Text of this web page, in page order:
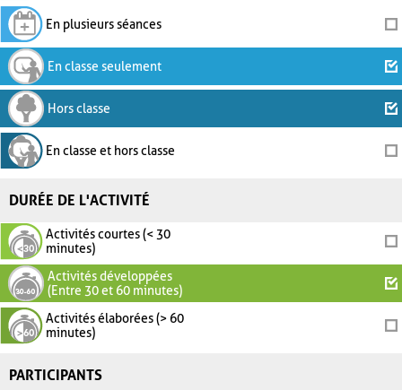
En plusieurs séances
En classe seulement
Hors classe
En classe et hors classe
DURÉE DE L'ACTIVITÉ
Activités courtes (< 30
minutes)
Activités développées
(Entre 30 et 60 minutes)
Activités élaborées (> 60
minutes)
PARTICIPANTS